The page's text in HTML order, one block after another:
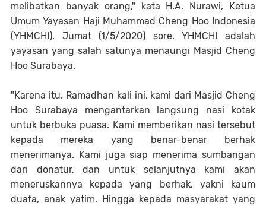
melibatkan banyak orang," kata H.A. Nurawi, Ketua
Umum Yayasan Haji Muhammad Cheng Hoo Indonesia
(YHMCHI), Jumat (1/5/2020) sore. YHMCHI adalah
yayasan yang salah satunya menaungi Masjid Cheng
Hoo Surabaya.
"Karena itu, Ramadhan kali ini, kami dari Masjid Cheng
Hoo Surabaya mengantarkan langsung nasi kotak
untuk berbuka puasa. Kami memberikan nasi tersebut
kepada mereka yang benar-benar berhak
menerimanya. Kami juga siap menerima sumbangan
dari donatur, dan untuk selanjutnya kami akan
meneruskannya kepada yang berhak, yakni kaum
duafa, anak yatim. Hingga kepada masyarakat yang